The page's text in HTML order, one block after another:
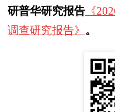
研普华研究报告 《
调查研究报告》 。